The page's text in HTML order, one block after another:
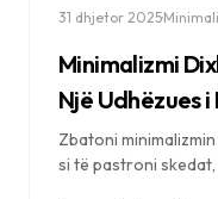
31 dhjetor 2025·
Minimalizmi
Një Udhëzues
Qëllimshëm
Zbatoni
si të pastroni